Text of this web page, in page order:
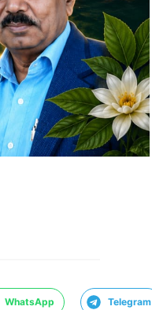
WhatsApp Telegram